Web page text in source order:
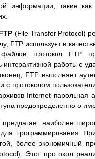
информации, такие
FTP (File Transfer Protocol)
FTP использует в
протокол FTP
интерактивной работы с
FTP выполняет
с протоколом
Internet парольная
предопределенного
предлагает наиболее
программирования.
более экономичный
Этот протокол